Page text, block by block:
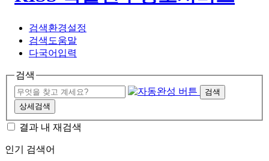
검색환경설정
검색도움말
다국어입력
검색
검색
상세검색
결과 내 재검색
인기 검색어